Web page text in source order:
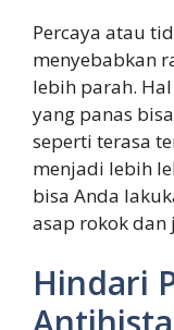
Percaya atau
menyebabkan
lebih parah.
yang panas
seperti terasa
menjadi lebih
bisa Anda
asap rokok dan
Hindari